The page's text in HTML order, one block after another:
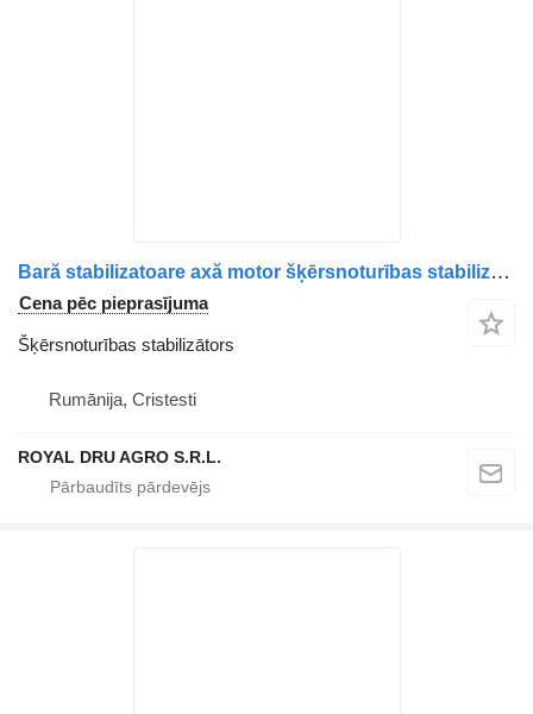
Bară stabilizatoare axă motor šķērsnoturības stabilizātors paredzēts Volvo 1629164 22351041 kravas automašīnas
Cena pēc pieprasījuma
Šķērsnoturības stabilizātors
Rumānija, Cristesti
ROYAL DRU AGRO S.R.L.